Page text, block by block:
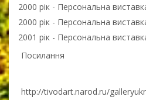
2000 рік - Персональна
2000 рік - Персональна
2001 рік - Персональна
Посилання
http://tivodart.narod.ru/